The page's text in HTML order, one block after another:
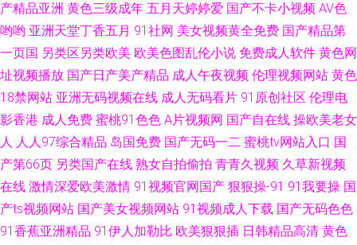
产精品亚洲 黄色三级成年 五月天婷婷爱 国产不卡小视频 AV色
哟哟 亚洲天堂丁香五月 91社网 美女视频黄全免费 国产精品第
一页国 另类区另类欧美 欧美色图乱伦小说 免费成人软件 黄色网
址视频播放 国产日产美产精品 成人午夜视频 伦理视频网站 黄色
18禁网站 亚洲无码视频在线 成人无码看片 91原创社区 伦理电
影香港 成人免费 蜜桃91色色 A片视频网 国产自在线 操欧美老女
人 人人97综合精品 岛国免费 国产无码一二 蜜桃tv网站入口 国
产第66页 另类国产在线 熟女自拍偷拍 青青久视频 久草新视频
在线 激情深爱欧美激情 91视频官网国产 狠狠操-91 91我要操 国
产ts视频网站 国产美女视频网站 91视频成人下载 国产无码色色
91香蕉亚洲精品 91伊人加勒比 欧美狠狠插 日韩精品高清 黄色